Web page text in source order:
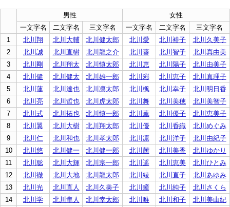
男性
女性
一文字名
二文字名 三文字名 一文字名 二文字名
三文字名
1
北川翔 北川大輔 北川健太郎 北川愛 北川裕子
北川久美子
2
北川誠 北川直樹 北川龍之介 北川葵 北川智子
北川真由美
3
北川剛 北川翔太 北川慎太郎 北川恵 北川陽子
北川由美子
4
北川健 北川健太 北川雄一郎 北川彩 北川恵子
北川真理子
5
北川蓮 北川達也 北川凛太郎 北川楓 北川幸子
北川明日香
6
北川亮 北川哲也 北川虎太郎 北川舞 北川美穂
北川美智子
7
北川式 北川拓也 北川慎一郎 北川薫 北川優子
北川恵美子
8
北川翼 北川大樹 北川翔太郎 北川優 北川香織
北川めぐみ
9
北川仁 北川和也 北川孝太郎 北川凛 北川洋子
北川由紀子
10
北川悠 北川健一 北川健一郎 北川茜 北川美香
北川ゆかり
11
北川聡 北川大輝 北川宗一郎 北川遥 北川恵美
北川ひとみ
12
北川徹 北川大地 北川龍太郎 北川綾 北川直子
北川あゆみ
13
北川光 北川直人 北川久美子 北川瞳 北川純子
北川さくら
14
北川学 北川隼人 北川幸太郎 北川唯 北川和子
北川美由紀